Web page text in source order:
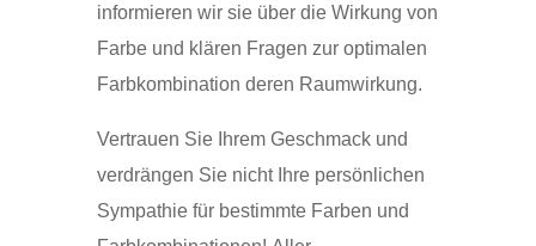
informieren wir sie über die Wirkung von
Farbe und klären Fragen zur optimalen
Farbkombination deren Raumwirkung.
Vertrauen Sie Ihrem Geschmack und
verdrängen Sie nicht Ihre persönlichen
Sympathie für bestimmte Farben und